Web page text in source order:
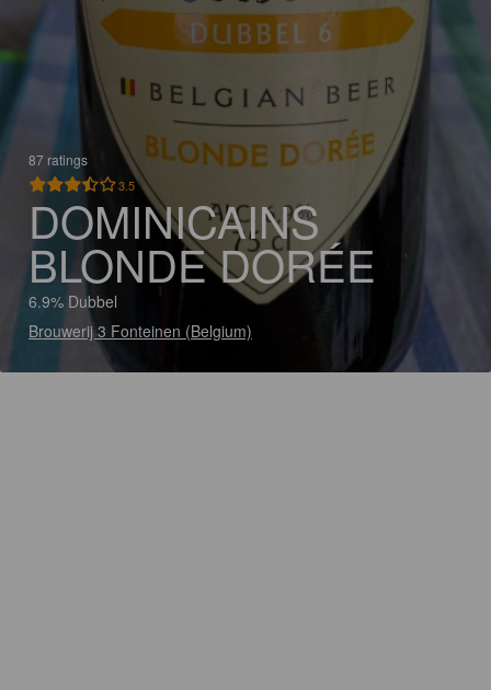
87 ratings
3.5
DOMINICAINS
BLONDE DORÉE
6.9% Dubbel
Brouwerij 3 Fonteinen (Belgium)